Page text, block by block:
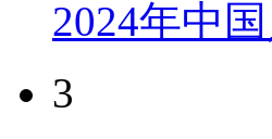
2024年中
3